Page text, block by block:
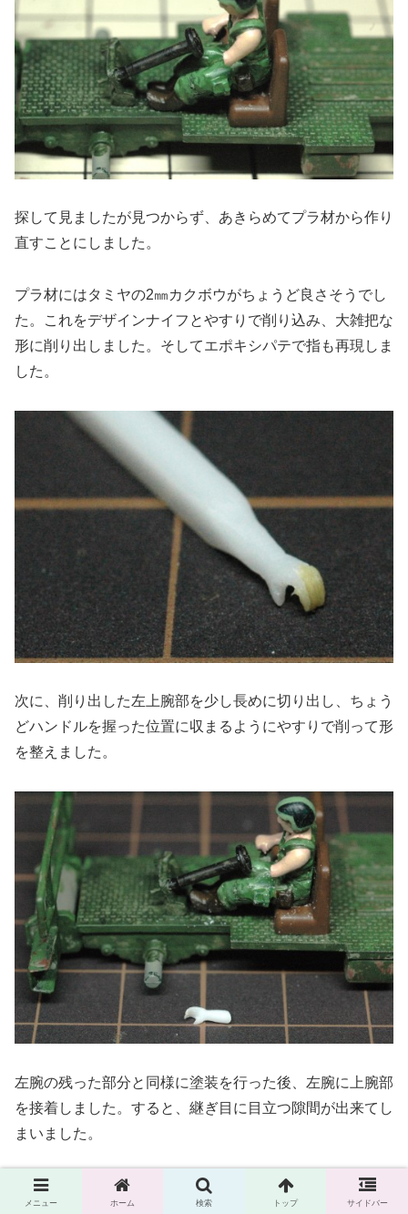
探して見ましたが見つからず、あきらめてプラ材から作り
直すことにしました。
プラ材にはタミヤの2㎜カクボウがちょうど良さそうでし
た。これをデザインナイフとやすりで削り込み、大雑把な
形に削り出しました。そしてエポキシパテで指も再現しま
した。
次に、削り出した左上腕部を少し長めに切り出し、ちょう
どハンドルを握った位置に収まるようにやすりで削って形
を整えました。
左腕の残った部分と同様に塗装を行った後、左腕に上腕部
を接着しました。すると、継ぎ目に目立つ隙間が出来てし
まいました。
メニュー ホーム 検索 トップ サイドバー